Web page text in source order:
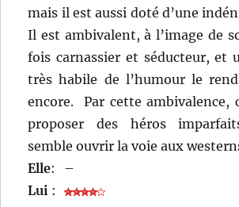
mais il est aussi doté d’une
Il est ambivalent, à l’image de
fois carnassier et séducteur, et
très habile de l’humour le
encore. Par cette ambivalence,
proposer des héros
semble ouvrir la voie aux
Elle:
–
Lui :